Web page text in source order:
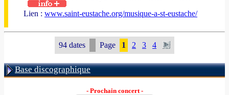
Lien : www.saint-eustache.org/musique-a-st-eustache/
94 dates Page 1 2 3 4
Base discographique
- Prochain concert -